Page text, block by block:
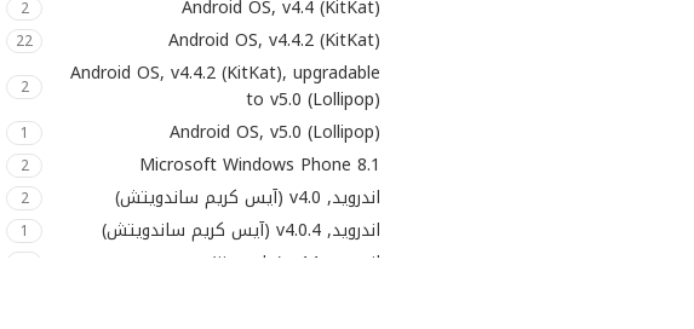
انوستريم 18
او تو 44
اورانج 19
اولفيو 54
اي مايت 34
اي موبايل 37
Android OS, v4.4 (KitKat)
2
Android OS, v4.4.2 (KitKat)
22
Android OS, v4.4.2 (KitKat), upgradable
to v5.0 (Lollipop)
2
Android OS, v5.0 (Lollipop)
1
Microsoft Windows Phone 8.1
2
اندرويد, v4.0 (آيس كريم ساندويتش) 2
اندرويد, v4.0.4 (آيس كريم ساندويتش) 1
اندرويد, v4.1 (جلي بينز)